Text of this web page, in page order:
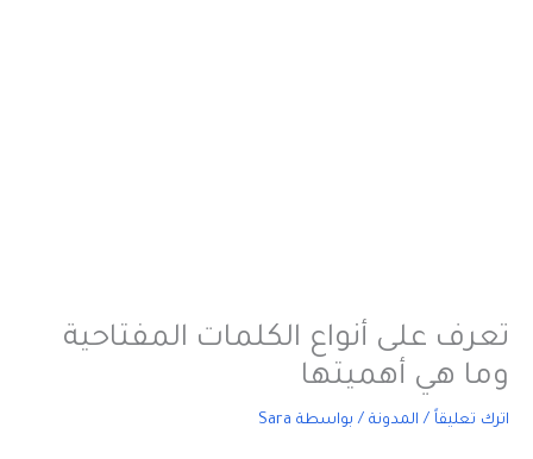
تعرف على أنواع الكلمات المفتاحية
وما هي أهميتها
اترك تعليقاً / المدونة / بواسطة Sara